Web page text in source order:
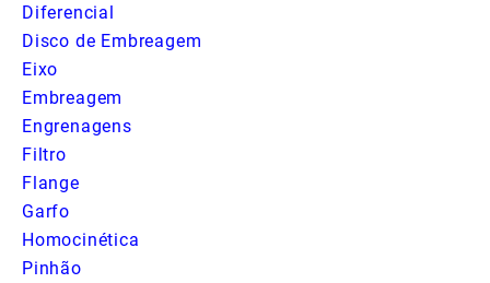
Diferencial
Disco de Embreagem
Eixo
Embreagem
Engrenagens
Filtro
Flange
Garfo
Homocinética
Pinhão